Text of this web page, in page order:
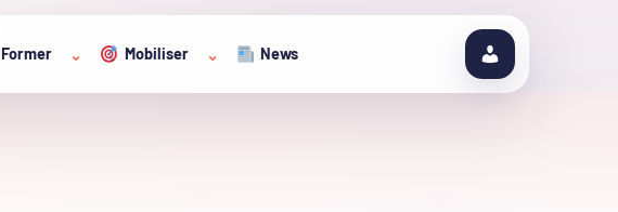
Former ⌄ Mobiliser ⌄ News